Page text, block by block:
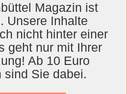
Landkreis
Ausstellung
Magazin ist
Unsere Inhalte
nicht hinter einer
geht nur mit Ihrer
Ab 10 Euro
sind Sie dabei.